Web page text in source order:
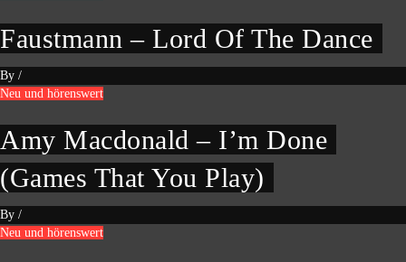
Faustmann – Lord Of The Dance
By /
Neu und hörenswert
Amy Macdonald – I’m Done
(Games That You Play)
By /
Neu und hörenswert